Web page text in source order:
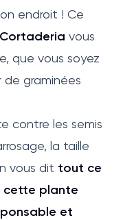
endroit ! Ce
vous
que vous soyez
graminées
contre les semis
la taille
vous dit tout ce
cette plante
et